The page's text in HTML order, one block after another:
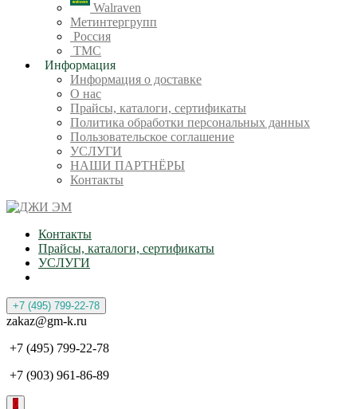
Walraven
Метинтергрупп
Россия
ТМС
Информация
Информация о доставке
О нас
Прайсы, каталоги, сертификаты
Политика обработки персональных данных
Пользовательское соглашение
УСЛУГИ
НАШИ ПАРТНЁРЫ
Контакты
Контакты
Прайсы, каталоги, сертификаты
УСЛУГИ
+7 (495) 799-22-78
zakaz@gm-k.ru
+7 (495) 799-22-78
+7 (903) 961-86-89
0